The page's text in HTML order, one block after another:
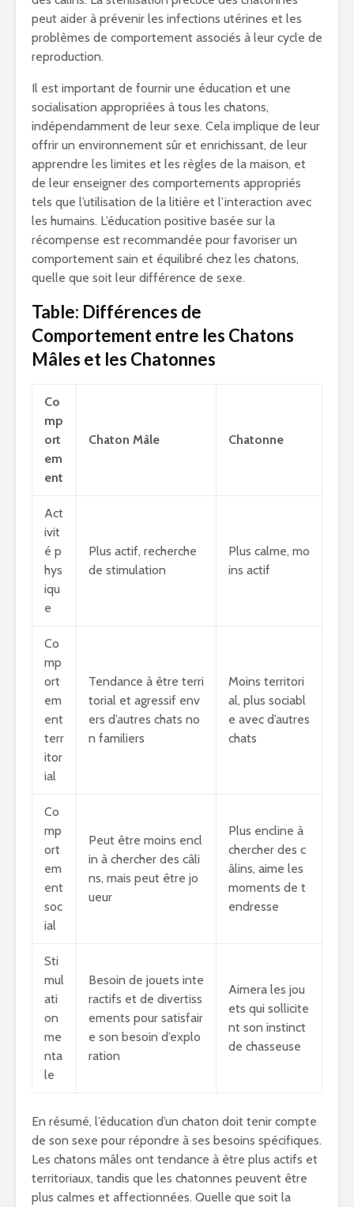
peut aider à prévenir les infections utérines et les
problèmes de comportement associés à leur cycle de
reproduction.
Il est important de fournir une éducation et une
socialisation appropriées à tous les chatons,
indépendamment de leur sexe. Cela implique de leur
offrir un environnement sûr et enrichissant, de leur
apprendre les limites et les règles de la maison, et
de leur enseigner des comportements appropriés
tels que l’utilisation de la litière et l’interaction avec
les humains. L’éducation positive basée sur la
récompense est recommandée pour favoriser un
comportement sain et équilibré chez les chatons,
quelle que soit leur différence de sexe.
Table: Différences de
Comportement entre les Chatons
Mâles et les Chatonnes
Co
mp
ort
em
ent
Chaton Mâle Chatonne
Act
ivit
é p
hys
iqu
e
Plus actif, recherche
de stimulation
Plus calme, mo
ins actif
Co
mp
ort
em
ent
terr
itor
ial
Tendance à être terri
torial et agressif env
ers d’autres chats no
n familiers
Moins territori
al, plus sociabl
e avec d’autres
chats
Co
mp
ort
em
ent
soc
ial
Peut être moins encl
in à chercher des câli
ns, mais peut être jo
ueur
Plus encline à
chercher des c
âlins, aime les
moments de t
endresse
Sti
mul
ati
on
me
nta
le
Besoin de jouets inte
ractifs et de divertiss
ements pour satisfair
e son besoin d’explo
ration
Aimera les jou
ets qui sollicite
nt son instinct
de chasseuse
En résumé, l’éducation d’un chaton doit tenir compte
de son sexe pour répondre à ses besoins spécifiques.
Les chatons mâles ont tendance à être plus actifs et
territoriaux, tandis que les chatonnes peuvent être
plus calmes et affectionnées. Quelle que soit la